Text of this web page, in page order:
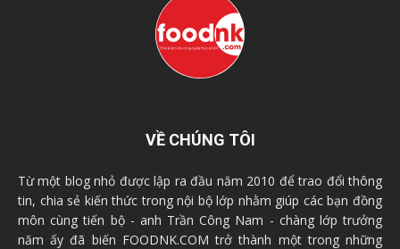
VỀ CHÚNG TÔI
Từ một blog nhỏ được lập ra đầu năm 2010 để trao đổi thông
tin, chia sẻ kiến thức trong nội bộ lớp nhằm giúp các bạn đồng
môn cùng tiến bộ - anh Trần Công Nam - chàng lớp trưởng
năm ấy đã biến FOODNK.COM trở thành một trong những